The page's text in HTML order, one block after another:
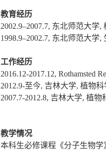
教育经历
2002.9–2007.7, 东北师范大学,
1998.9–2002.7, 东北师范大学,
工作经历
2016.12-2017.12, Rothamsted
2012.9-至今, 吉林大学, 植物科
2007.7-2012.8, 吉林大学, 植物
教学情况
本科生必修课程《分子生物学